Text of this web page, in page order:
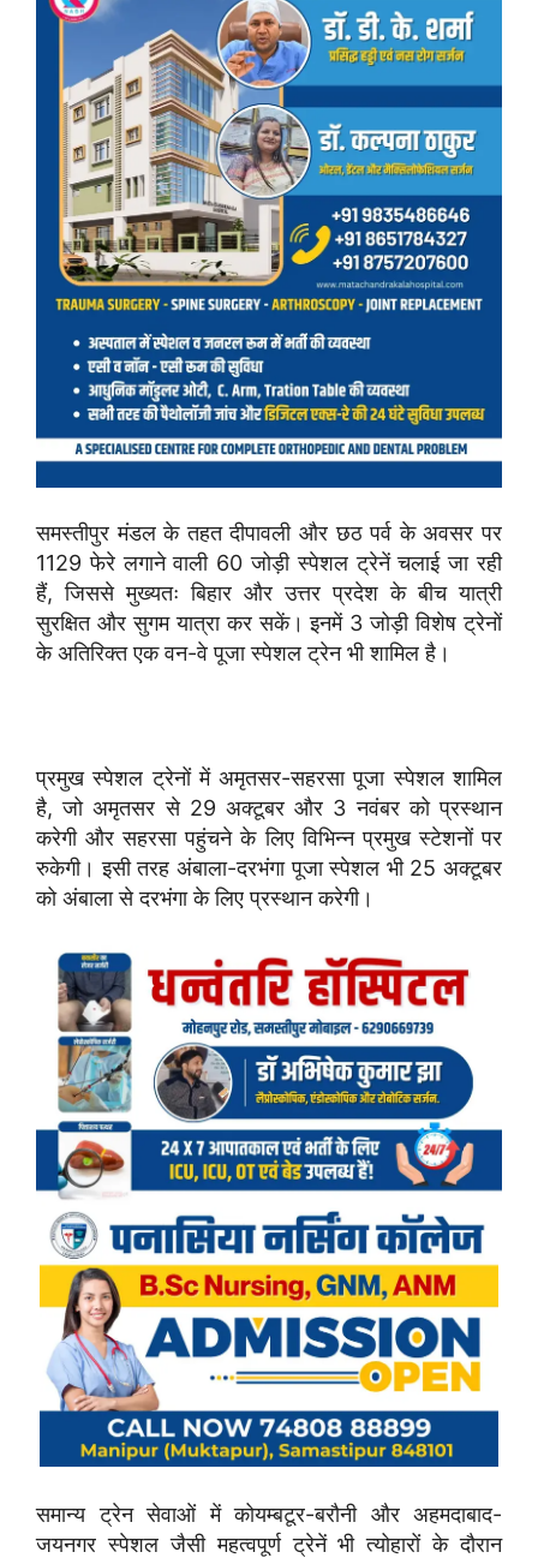
समस्तीपुर मंडल के तहत दीपावली और छठ पर्व के अवसर पर
1129 फेरे लगाने वाली 60 जोड़ी स्पेशल ट्रेनें चलाई जा रही
हैं, जिससे मुख्यतः बिहार और उत्तर प्रदेश के बीच यात्री
सुरक्षित और सुगम यात्रा कर सकें। इनमें 3 जोड़ी विशेष ट्रेनों
के अतिरिक्त एक वन-वे पूजा स्पेशल ट्रेन भी शामिल है।
प्रमुख स्पेशल ट्रेनों में अमृतसर-सहरसा पूजा स्पेशल शामिल
है, जो अमृतसर से 29 अक्टूबर और 3 नवंबर को प्रस्थान
करेगी और सहरसा पहुंचने के लिए विभिन्न प्रमुख स्टेशनों पर
रुकेगी। इसी तरह अंबाला-दरभंगा पूजा स्पेशल भी 25 अक्टूबर
को अंबाला से दरभंगा के लिए प्रस्थान करेगी।
समान्य ट्रेन सेवाओं में कोयम्बटूर-बरौनी और अहमदाबाद-
जयनगर स्पेशल जैसी महत्वपूर्ण ट्रेनें भी त्योहारों के दौरान